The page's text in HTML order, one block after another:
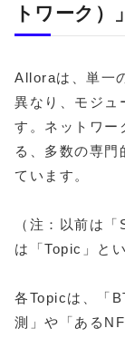
トワーク）
Alloraは、単一
異なり、モジュ
す。ネットワー
る、多数の専門
ています。
（注：以前は
は「Topic」と
各Topicは、「
測」や「ある